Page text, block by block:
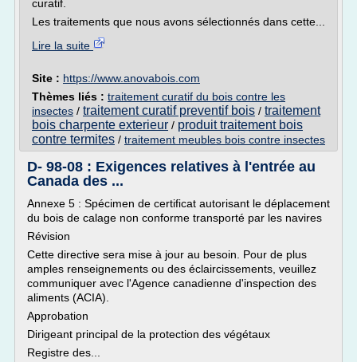
curatif.
Les traitements que nous avons sélectionnés dans cette...
Lire la suite
Site : https://www.anovabois.com
Thèmes liés : traitement curatif du bois contre les
insectes / traitement curatif preventif bois / traitement
bois charpente exterieur / produit traitement bois
contre termites / traitement meubles bois contre insectes
D- 98-08 : Exigences relatives à l'entrée au
Canada des ...
Annexe 5 : Spécimen de certificat autorisant le déplacement
du bois de calage non conforme transporté par les navires
Révision
Cette directive sera mise à jour au besoin. Pour de plus
amples renseignements ou des éclaircissements, veuillez
communiquer avec l'Agence canadienne d'inspection des
aliments (ACIA).
Approbation
Dirigeant principal de la protection des végétaux
Registre des...